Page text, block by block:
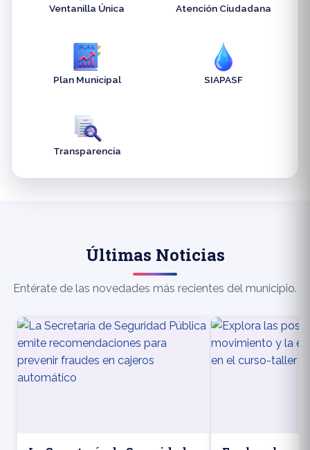
Ventanilla Única Atención Ciudadana
Plan Municipal SIAPASF
Transparencia
Últimas Noticias
Entérate de las novedades más recientes del municipio.